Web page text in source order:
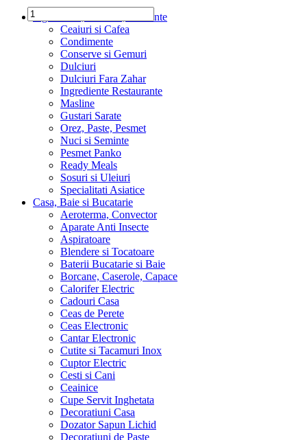
Ingrediente, Dulciuri, Alimente
Ceaiuri si Cafea
Condimente
Conserve si Gemuri
Dulciuri
Dulciuri Fara Zahar
Ingrediente Restaurante
Masline
Gustari Sarate
Orez, Paste, Pesmet
Nuci si Seminte
Pesmet Panko
Ready Meals
Sosuri si Uleiuri
Specialitati Asiatice
Casa, Baie si Bucatarie
Aeroterma, Convector
Aparate Anti Insecte
Aspiratoare
Blendere si Tocatoare
Baterii Bucatarie si Baie
Borcane, Caserole, Capace
Calorifer Electric
Cadouri Casa
Ceas de Perete
Ceas Electronic
Cantar Electronic
Cutite si Tacamuri Inox
Cuptor Electric
Cesti si Cani
Ceainice
Cupe Servit Inghetata
Decoratiuni Casa
Dozator Sapun Lichid
Decoratiuni de Paste